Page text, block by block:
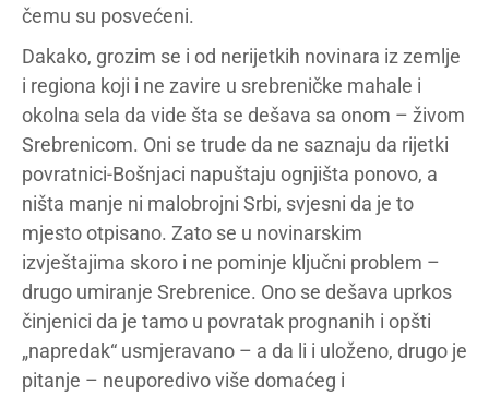
čemu su posvećeni.
Dakako, grozim se i od nerijetkih novinara iz zemlje
i regiona koji i ne zavire u srebreničke mahale i
okolna sela da vide šta se dešava sa onom – živom
Srebrenicom. Oni se trude da ne saznaju da rijetki
povratnici-Bošnjaci napuštaju ognjišta ponovo, a
ništa manje ni malobrojni Srbi, svjesni da je to
mjesto otpisano. Zato se u novinarskim
izvještajima skoro i ne pominje ključni problem –
drugo umiranje Srebrenice. Ono se dešava uprkos
činjenici da je tamo u povratak prognanih i opšti
„napredak“ usmjeravano – a da li i uloženo, drugo je
pitanje – neuporedivo više domaćeg i